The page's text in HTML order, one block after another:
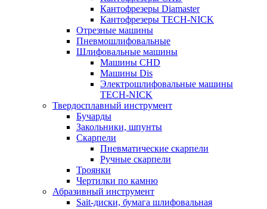
Кантофрезеры Diamaster
Кантофрезеры TECH-NICK
Отрезные машины
Пневмошлифовальные
Шлифовальные машины
Машины CHD
Машины Dis
Электрошлифовальные машины
TECH-NICK
Твердосплавный инструмент
Бучарды
Закольники, шпунты
Скарпели
Пневматические скарпели
Ручные скарпели
Троянки
Чертилки по камню
Абразивный инструмент
Sait-диски, бумага шлифовальная